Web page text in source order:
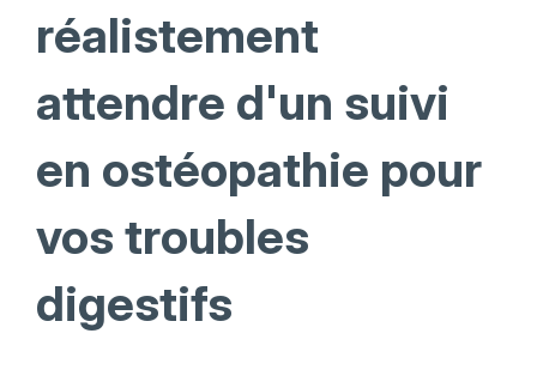
réalistement
attendre d'un suivi
en ostéopathie pour
vos troubles
digestifs